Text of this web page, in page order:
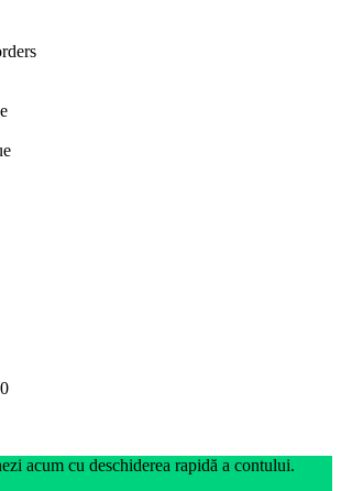
0
acum cu deschiderea rapidă a contului.